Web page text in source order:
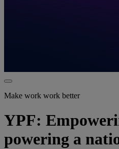
Make work work better
YPF:
powering a